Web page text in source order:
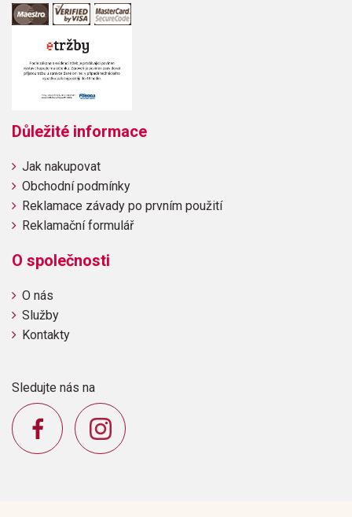
Důležité informace
Jak nakupovat
Obchodní podmínky
Reklamace závady po prvním použití
Reklamační formulář
O společnosti
O nás
Služby
Kontakty
Sledujte nás na